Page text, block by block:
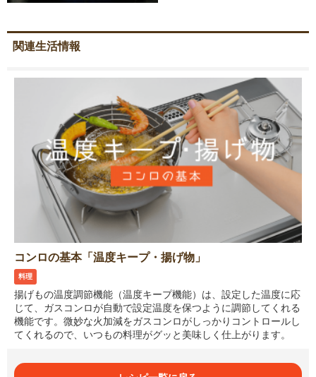
関連生活情報
コンロの基本「温度キープ・揚げ物」
料理
揚げもの温度調節機能（温度キープ機能）は、設定した温度に応
じて、ガスコンロが自動で設定温度を保つように調節してくれる
機能です。微妙な火加減をガスコンロがしっかりコントロールし
てくれるので、いつもの料理がグッと美味しく仕上がります。